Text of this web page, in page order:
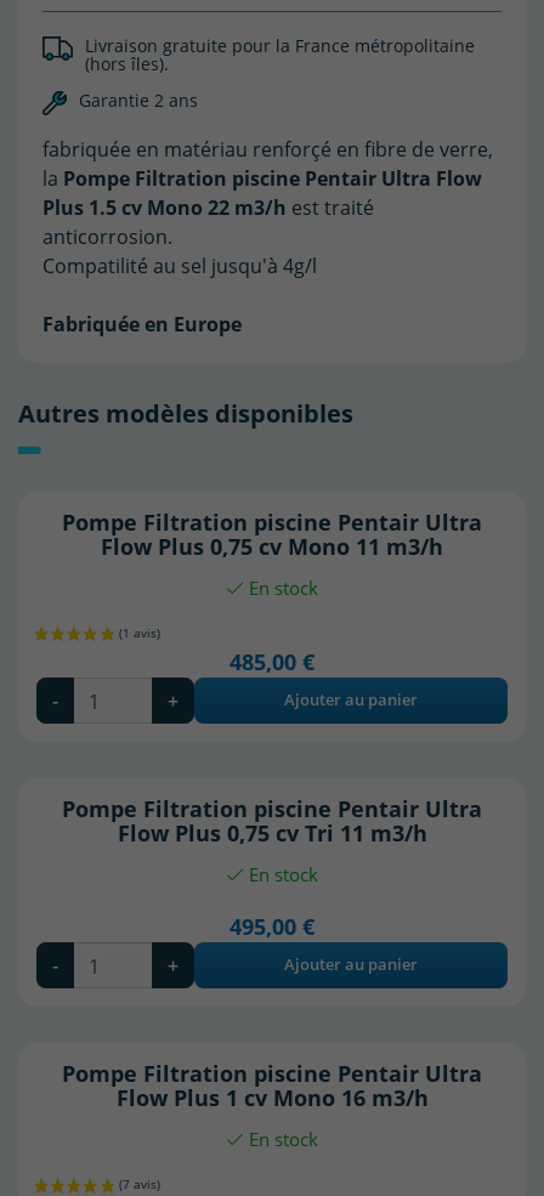
Livraison gratuite pour la France métropolitaine
(hors îles).
Garantie 2 ans
fabriquée en matériau renforçé en fibre de verre,
la Pompe Filtration piscine Pentair Ultra Flow
Plus 1.5 cv Mono 22 m3/h est traité
anticorrosion.
Compatilité au sel jusqu'à 4g/l
Fabriquée en Europe
Autres modèles disponibles
Pompe Filtration piscine Pentair Ultra
Flow Plus 0,75 cv Mono 11 m3/h
En stock
485,00 €
- + Ajouter au panier
Pompe Filtration piscine Pentair Ultra
Flow Plus 0,75 cv Tri 11 m3/h
En stock
495,00 €
- + Ajouter au panier
Pompe Filtration piscine Pentair Ultra
Flow Plus 1 cv Mono 16 m3/h
En stock